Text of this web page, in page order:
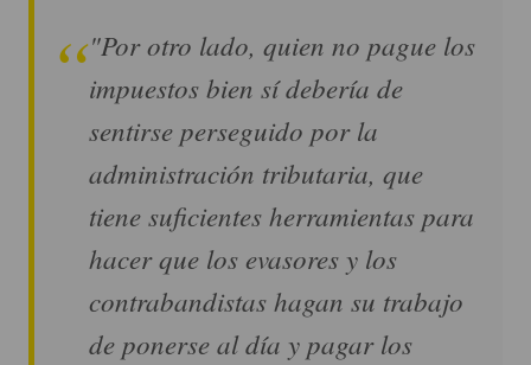
"Por otro lado, quien no pague los
impuestos bien sí debería de
sentirse perseguido por la
administración tributaria, que
tiene suficientes herramientas para
hacer que los evasores y los
contrabandistas hagan su trabajo
de ponerse al día y pagar los